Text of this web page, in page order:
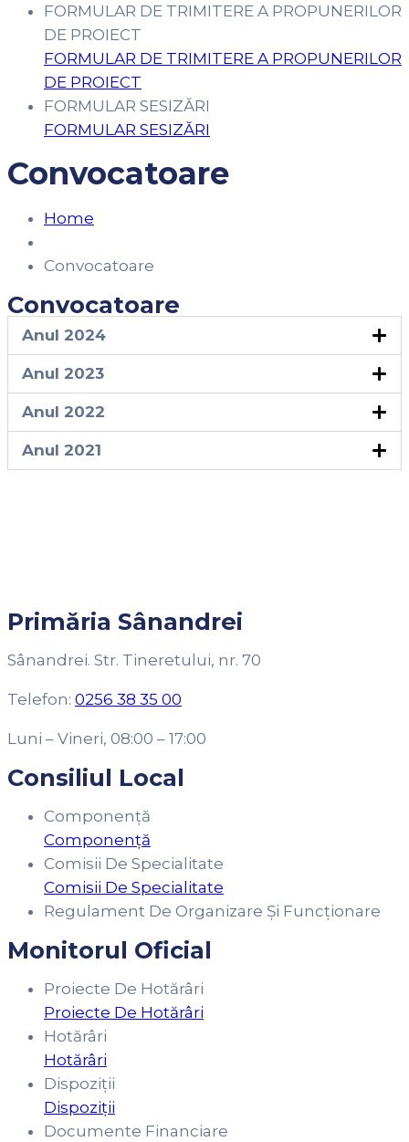
FORMULAR DE TRIMITERE A PROPUNERILOR
DE PROIECT
FORMULAR DE TRIMITERE A PROPUNERILOR
DE PROIECT
FORMULAR SESIZĂRI
FORMULAR SESIZĂRI
Convocatoare
Home
Convocatoare
Convocatoare
Anul 2024
Anul 2023
Anul 2022
Anul 2021
Primăria Sânandrei
Sânandrei. Str. Tineretului, nr. 70
Telefon: 0256 38 35 00
Luni – Vineri, 08:00 – 17:00
Consiliul Local
Componență
Componență
Comisii De Specialitate
Comisii De Specialitate
Regulament De Organizare Și Funcționare
Monitorul Oficial
Proiecte De Hotărâri
Proiecte De Hotărâri
Hotărâri
Hotărâri
Dispoziții
Dispoziții
Documente Financiare